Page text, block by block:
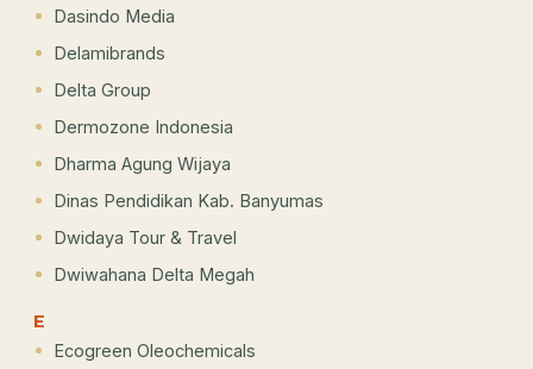
Dasindo Media
Delamibrands
Delta Group
Dermozone Indonesia
Dharma Agung Wijaya
Dinas Pendidikan Kab. Banyumas
Dwidaya Tour & Travel
Dwiwahana Delta Megah
E
Ecogreen Oleochemicals